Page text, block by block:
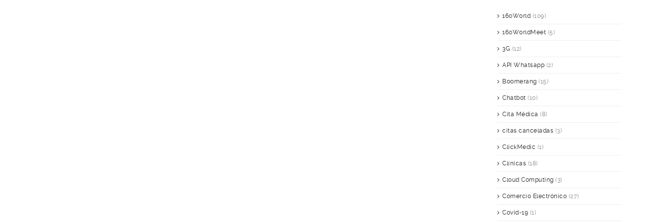
160World (109)
160WorldMeet (5)
3G (12)
API Whatsapp (2)
Boomerang (15)
Chatbot (10)
Cita Médica (8)
citas canceladas (3)
ClickMedic (1)
Clínicas (18)
Cloud Computing (3)
Comercio Electrónico (27)
Covid-19 (1)